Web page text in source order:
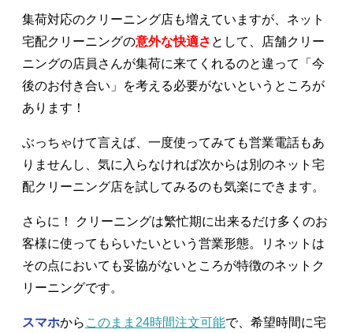
集荷対応のクリーニング店も増えていますが、ネット
宅配クリーニングの意外な快適さ として、店舗クリー
ニングの店員さんが集荷に来てくれるのと違って「今
後のお付き合い」を考える必要がないというところが
あります！
ぶっちゃけて言えば、一度使ってみても営業電話もあ
りませんし、気に入らなければ次からは別のネット宅
配クリーニング店を試してみるのも気楽にできます。
さらに！ クリーニングは繁忙期に出来るだけ多くのお
客様に使ってもらいたいという営業形態。リネットは
その点においても妥協がないところが特徴のネットク
リーニングです。
スマホから このまま24時間注文可能で、希望時間に宅